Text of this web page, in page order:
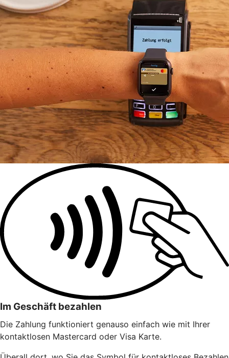
Im Geschäft bezahlen
Die Zahlung funktioniert genauso einfach wie mit Ihrer
kontaktlosen Mastercard oder Visa Karte.